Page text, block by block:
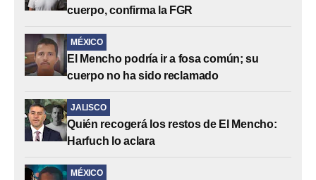
cuerpo, confirma la FGR
MÉXICO
El Mencho podría ir a fosa común; su
cuerpo no ha sido reclamado
JALISCO
Quién recogerá los restos de El Mencho:
Harfuch lo aclara
MÉXICO